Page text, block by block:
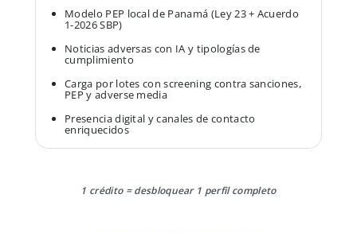
Modelo PEP local de Panamá (Ley 23 + Acuerdo
1-2026 SBP)
Noticias adversas con IA y tipologías de
cumplimiento
Carga por lotes con screening contra sanciones,
PEP y adverse media
Presencia digital y canales de contacto
enriquecidos
1 crédito = desbloquear 1 perfil completo